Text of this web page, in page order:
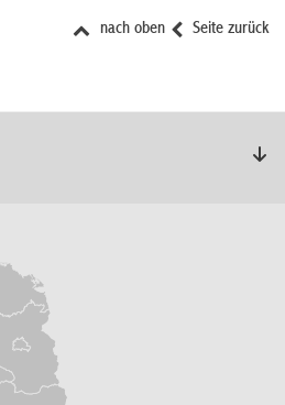
Seite zurück
nach oben